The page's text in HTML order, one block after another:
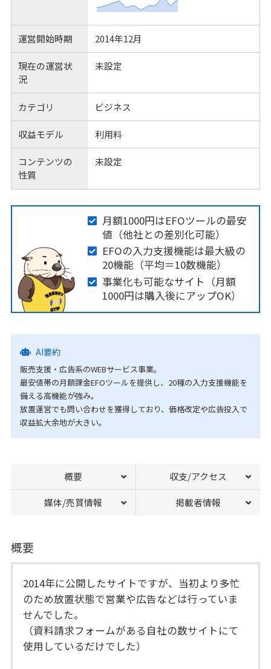
運営開始時期 2014年12月
現在の運営状
況
未設定
カテゴリ ビジネス
収益モデル 利用料
コンテンツの
性質
未設定
月額1000円はEFOツールの最安
値（他社との差別化可能）
EFOの入力支援機能は最大級の
20機能（平均＝10数機能）
事業化も可能なサイト（月額
1000円は購入後にアップOK）
AI要約
販売支援・広告系のWEBサービス事業。
最安値帯の月額課金EFOツールを提供し、20種の入力支援機能を
備える高機能が強み。
放置運営でも問い合わせを獲得しており、価格改定や広告投入で
収益拡大余地が大きい。
概要 収支/アクセス
媒体/売買情報 掲載者情報
概要
2014年に公開したサイトですが、当初より多忙
のため放置状態で営業や広告などは行っていま
せんでした。
（資料請求フォームがある自社の数サイトにて
使用しているだけでした）